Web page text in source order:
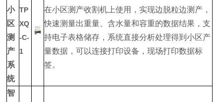
小
区
测
产
系
统
TP
XQ
-C-
1
在小区测产收割机上使用，实现边脱粒边测产，
快速测量出重量、含水量和容重的数据结果，支
持电子表格储存，系统直接分析处理得到小区产
量数据，可以连接打印设备，现场打印数据标
签。
智